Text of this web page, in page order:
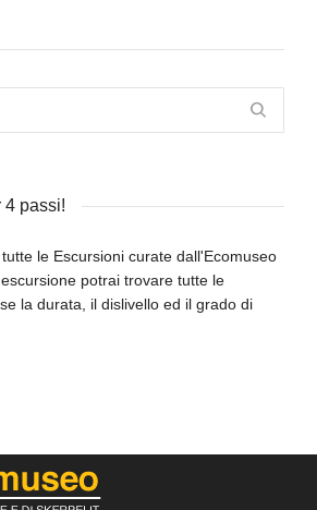
passi!
le Escursioni curate dall'Ecomuseo
potrai trovare tutte le
la durata, il dislivello ed il grado di